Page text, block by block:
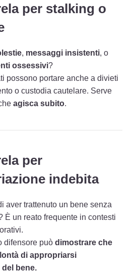
per stalking o
, messaggi insistenti, o
ossessivi?
possono portare anche a divieti
o custodia cautelare. Serve
agisca subito.
per
indebita
aver trattenuto un bene senza
È un reato frequente in contesti
difensore può dimostrare che
di appropriarsi
bene.